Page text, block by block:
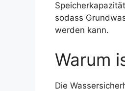
sodass
werden kann.
Warum
Die